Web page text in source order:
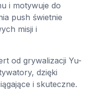
i motywuje do
push świetnie
misji i
od grywalizacji Yu-
dzięki
i skuteczne.